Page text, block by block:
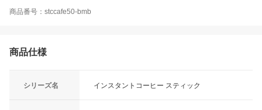
商品番号：stccafe50-bmb
商品仕様
シリーズ名 インスタントコーヒー スティック